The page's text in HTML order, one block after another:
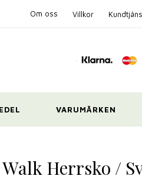
Om oss Villkor
VARUMÄRKEN
Herrsko /